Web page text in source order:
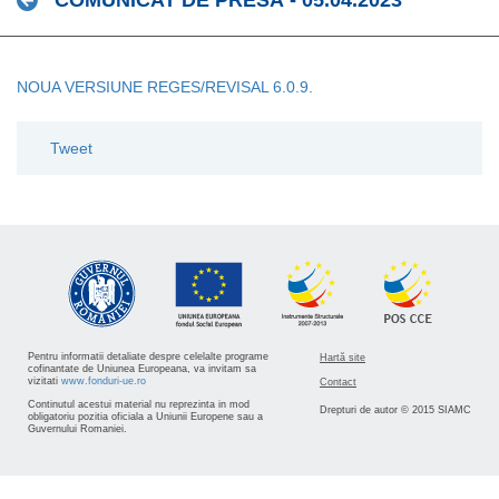
NOUA VERSIUNE REGES/REVISAL 6.0.9.
Tweet
Pentru informatii detaliate despre celelalte programe
cofinantate de Uniunea Europeana, va invitam sa
vizitati www.fonduri-ue.ro
Continutul acestui material nu reprezinta in mod
obligatoriu pozitia oficiala a Uniunii Europene sau a
Guvernului Romaniei.
Hartă site
Contact
Drepturi de autor © 2015 SIAMC